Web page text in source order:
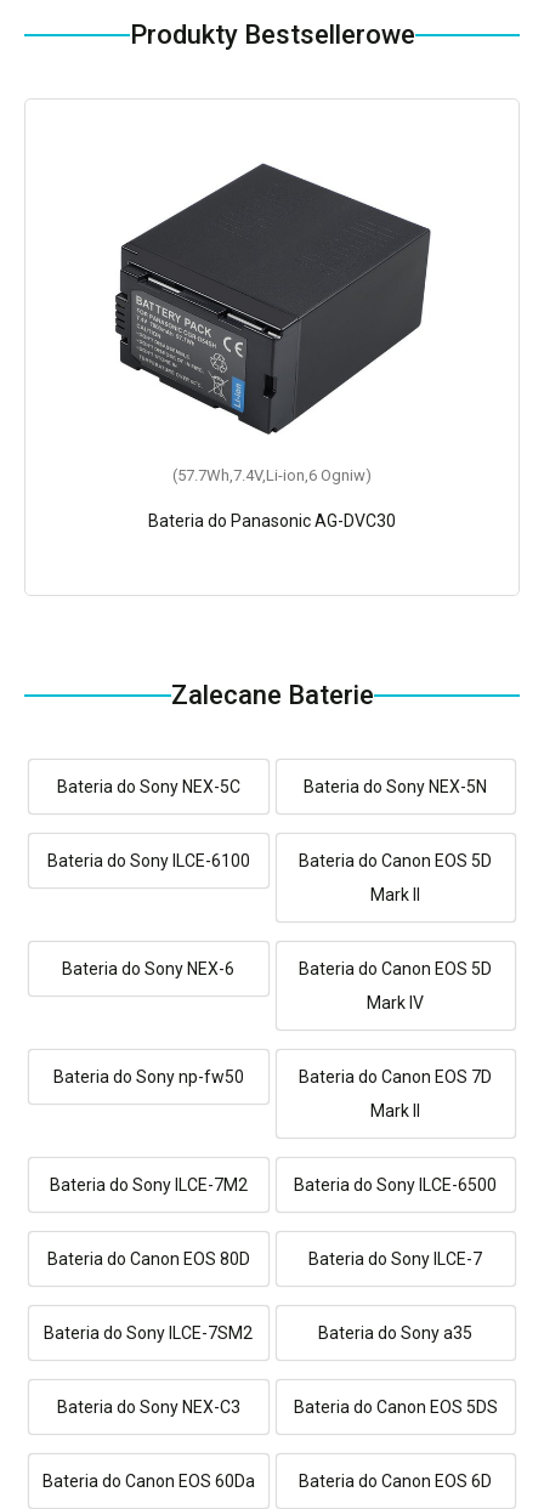
Produkty Bestsellerowe
(57.7Wh,7.4V,Li-ion,6 Ogniw)
Bateria do Panasonic AG-DVC30
Zalecane Baterie
Bateria do Sony NEX-5C Bateria do Sony NEX-5N
Bateria do Sony ILCE-6100
Bateria do Canon EOS 5D
Mark II
Bateria do Sony NEX-6
Bateria do Canon EOS 5D
Mark IV
Bateria do Sony np-fw50
Bateria do Canon EOS 7D
Mark II
Bateria do Sony ILCE-7M2 Bateria do Sony ILCE-6500
Bateria do Canon EOS 80D Bateria do Sony ILCE-7
Bateria do Sony ILCE-7SM2 Bateria do Sony a35
Bateria do Sony NEX-C3 Bateria do Canon EOS 5DS
Bateria do Canon EOS 60Da Bateria do Canon EOS 6D